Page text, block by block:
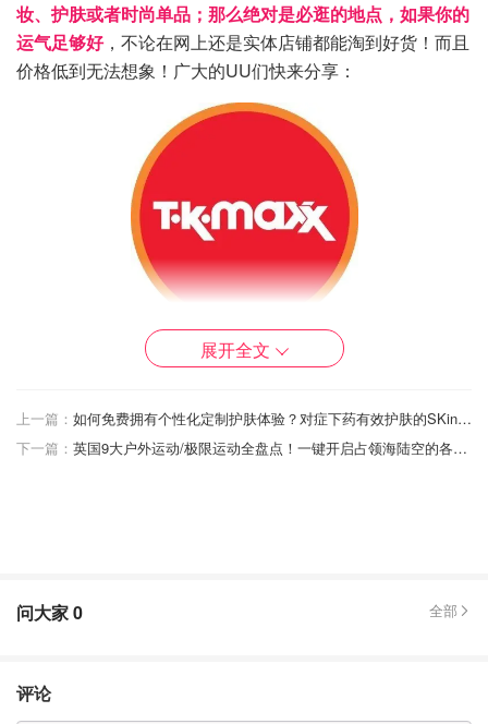
妆、护肤或者时尚单品；那么绝对是必逛的地点，如果你的
运气足够好，不论在网上还是实体店铺都能淘到好货！而且
价格低到无法想象！广大的UU们快来分享：
你在TK MAXX都淘到了什么低价神仙好物？来分享一
官网新品上线时间蹲几点比较有戏？实体店铺什么时候
能找到大牌？
本君曾经在
怎么就错过了
展开全文
上一篇：
如何免费拥有个性化定制护肤体验？对症下药有效护肤的SKin+Me快来了解一下！
下一篇：
英国9大户外运动/极限运动全盘点！一键开启占领海陆空的各种极限刺激之旅吧！
问大家0 全部
评论